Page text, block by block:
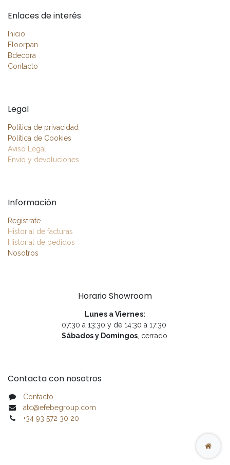
Enlaces de interés
Inicio
Floorpan
Bdecora
Contacto
Legal
Política de privacidad
Política de Cookies
Aviso Legal
Envío y devoluciones
Información
Regístrate
Historial de facturas
Historial de pedidos
Nosotros
Horario Showroom
Lunes a Viernes:
07:30 a 13:30 y de 14:30 a 17:30
Sábados y Domingos, cerrado.
Contacta con nosotros
Contacto
atc@efebegroup.com
+34 93 572 30 20